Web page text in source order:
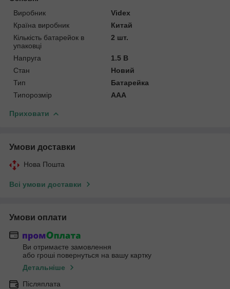
Виробник
Videx
Країна виробник
Китай
Кількість батарейок в
упаковці
2 шт.
Напруга
1.5 В
Стан
Новий
Тип
Батарейка
Типорозмір
AAA
Приховати
Умови доставки
Нова Пошта
Всі умови доставки
Умови оплати
Ви отримаєте замовлення
або гроші повернуться на вашу картку
Детальніше
Післяплата